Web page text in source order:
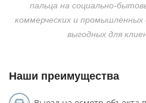
пальца на социально-
коммерческих и
выгодных для
Наши преимущества